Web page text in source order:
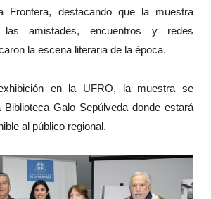
Frontera, destacando que la muestra
las amistades, encuentros y redes
la escena literaria de la época.
en la UFRO, la muestra se
Galo Sepúlveda donde estará
al público regional.